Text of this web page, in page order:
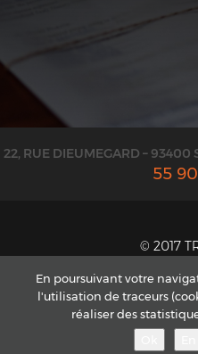
22, RUE DIEUMEGARD – 93400
55
© 2017
PLAN
En poursuivant votre
l'utilisation de traceurs
réaliser des